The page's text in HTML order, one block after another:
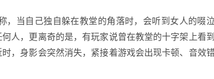
，当自己独自躲在教堂的角落时，会听到女人的啜泣
人，更离奇的是，有玩家说曾在教堂的十字架上看到
，身影会突然消失，紧接着游戏会出现卡顿、音效